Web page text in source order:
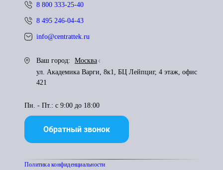
8 800 333-25-40
8 495 246-04-43
info@centrattek.ru
Ваш город:
Москва
ул. Академика Варги, 8к1, БЦ Лейпциг, 4 этаж, офис
421
Пн. - Пт.: с 9:00 до 18:00
Обратный звонок
Политика конфиденциальности